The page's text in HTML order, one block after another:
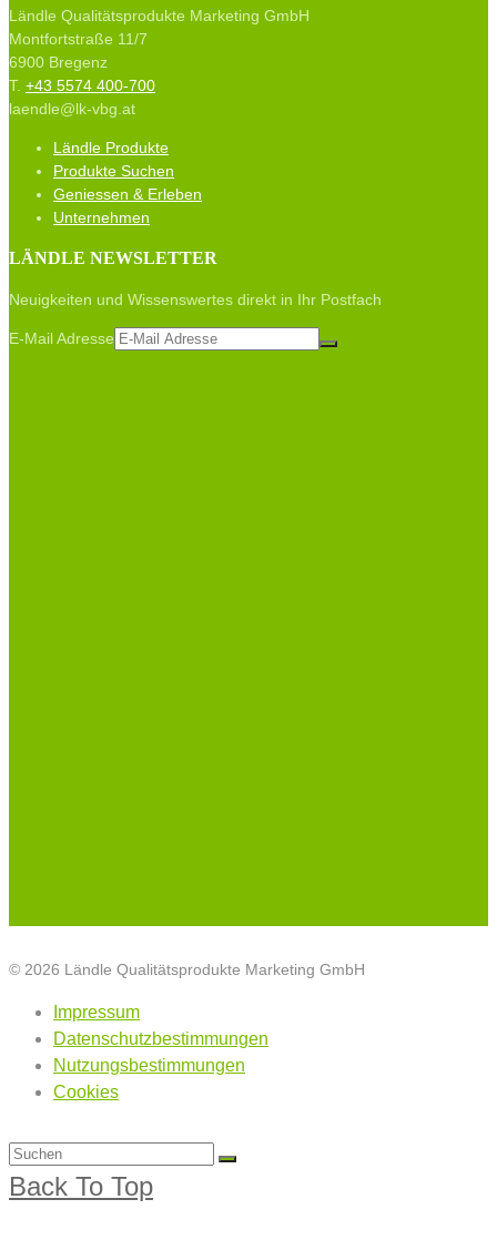
Ländle Qualitätsprodukte Marketing GmbH
Montfortstraße 11/7
6900 Bregenz
T. +43 5574 400-700
laendle@lk-vbg.at
Ländle Produkte
Produkte Suchen
Geniessen & Erleben
Unternehmen
LÄNDLE NEWSLETTER
Neuigkeiten und Wissenswertes direkt in Ihr Postfach
E-Mail Adresse
© 2026 Ländle Qualitätsprodukte Marketing GmbH
Impressum
Datenschutzbestimmungen
Nutzungsbestimmungen
Cookies
Back To Top